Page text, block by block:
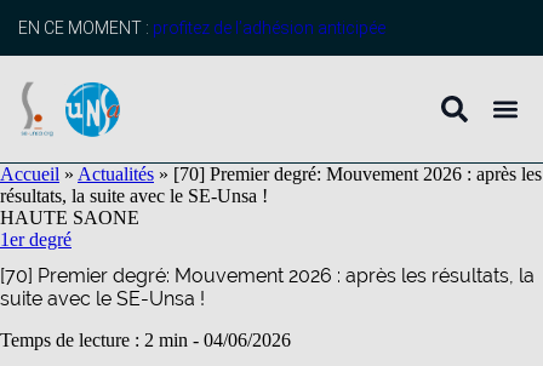
principal
EN CE MOMENT : profitez de l’adhésion anticipée
Accueil » Actualités » [70] Premier degré: Mouvement 2026 : après les
résultats, la suite avec le SE-Unsa !
HAUTE SAONE
1er degré
[70] Premier degré: Mouvement 2026 : après les résultats, la
suite avec le SE-Unsa !
Temps de lecture : 2 min - 04/06/2026